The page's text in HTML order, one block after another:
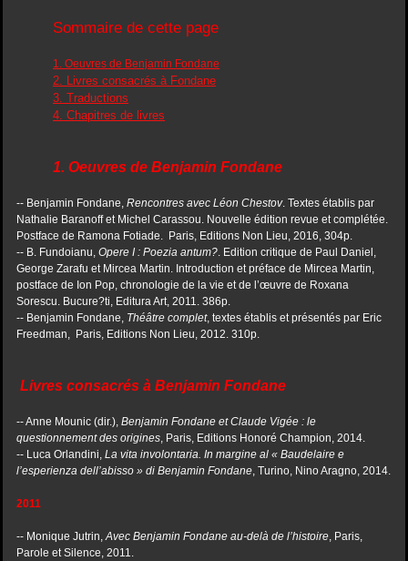
Sommaire de cette page
1. Oeuvres de Benjamin Fondane
2. Livres consacrés à Fondane
3. Traductions
4. Chapitres de livres
1. Oeuvres de Benjamin Fondane
-- Benjamin Fondane, Rencontres avec Léon Chestov. Textes établis par
Nathalie Baranoff et Michel Carassou. Nouvelle édition revue et complétée.
Postface de Ramona Fotiade. Paris, Editions Non Lieu, 2016, 304p.
-- B. Fundoianu, Opere I : Poezia antum?. Edition critique de Paul Daniel,
George Zarafu et Mircea Martin. Introduction et préface de Mircea Martin,
postface de Ion Pop, chronologie de la vie et de l’œuvre de Roxana
Sorescu. Bucure?ti, Editura Art, 2011. 386p.
-- Benjamin Fondane, Théâtre complet, textes établis et présentés par Eric
Freedman, Paris, Editions Non Lieu, 2012. 310p.
Livres consacrés à Benjamin Fondane
-- Anne Mounic (dir.), Benjamin Fondane et Claude Vigée : le
questionnement des origines, Paris, Editions Honoré Champion, 2014.
-- Luca Orlandini, La vita involontaria. In margine al « Baudelaire e
l’esperienza dell’abisso » di Benjamin Fondane, Turino, Nino Aragno, 2014.
2011
-- Monique Jutrin,Avec Benjamin Fondane au-delà de l’histoire, Paris,
Parole et Silence, 2011.